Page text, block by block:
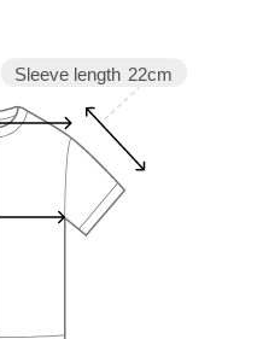
Sleeve length 22cm